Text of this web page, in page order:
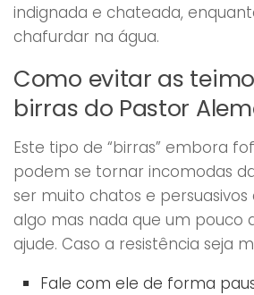
indignada e chateada,
chafurdar na água.
Como evitar as
birras do Pastor
Este tipo de “birras” embora
podem se tornar incomodas
ser muito chatos e
algo mas nada que um pouco
ajude. Caso a resistência seja
Fale com ele de forma